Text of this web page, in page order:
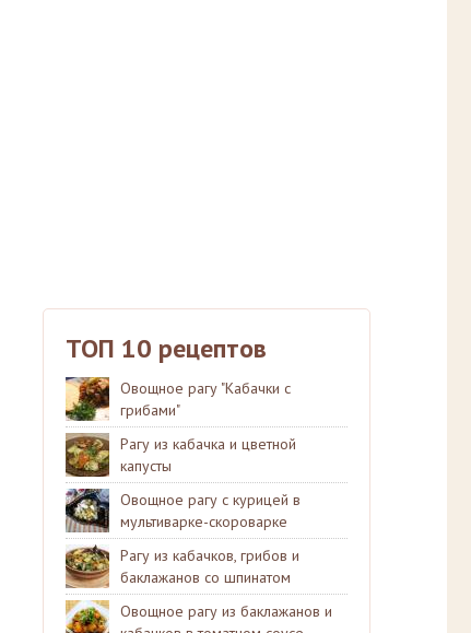
ТОП 10 рецептов
Овощное рагу "Кабачки с
грибами"
Рагу из кабачка и цветной
капусты
Овощное рагу с курицей в
мультиварке-скороварке
Рагу из кабачков, грибов и
баклажанов со шпинатом
Овощное рагу из баклажанов и